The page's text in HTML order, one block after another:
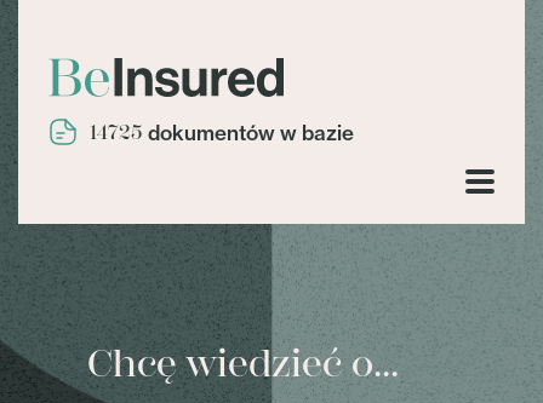
14725 dokumentów w bazie
Chcę wiedzieć o...